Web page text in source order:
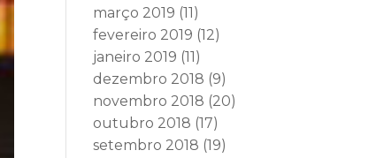
março 2019 (11)
fevereiro 2019 (12)
janeiro 2019 (11)
dezembro 2018 (9)
novembro 2018 (20)
outubro 2018 (17)
setembro 2018 (19)